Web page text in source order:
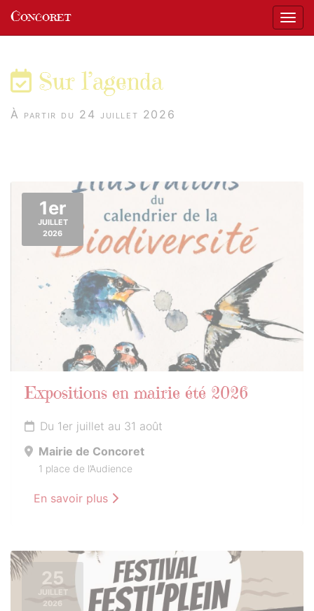
Concoret
Sur l’agenda
À partir du 24 juillet 2026
1er
JUILLET
2026
Expositions en mairie été 2026
Du 1er juillet au 31 août
Mairie de Concoret
1 place de l’Audience
En savoir plus
25
JUILLET
2026
Panneau de gestion des cookies